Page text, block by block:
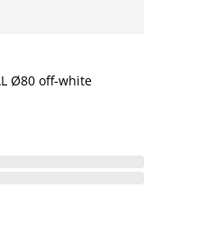
Ø80 off-white